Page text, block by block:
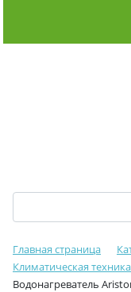
Главная страница
Климатическая
Водонагреватель